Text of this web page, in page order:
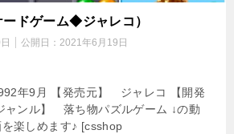
ドゲーム◆ジャレコ）
公開日： 2021年6月19日
年9月 【発売元】 ジャレコ 【開発
ンル】 落ち物パズルゲーム ↓の動
楽しめます♪ [csshop